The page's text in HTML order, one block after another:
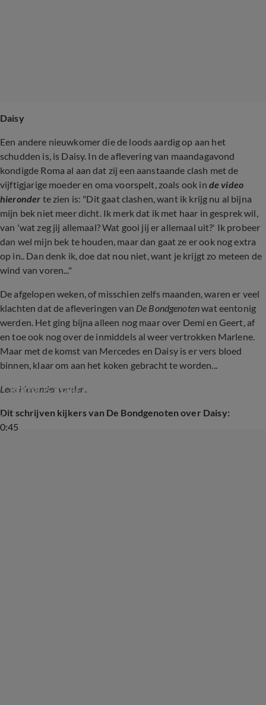
Daisy
Een andere nieuwkomer die de loods aardig op aan het
schudden is, is Daisy. In de aflevering van maandagavond
kondigde Roma al aan dat zij een aanstaande clash met de
vijftigjarige moeder en oma voorspelt, zoals ook in de video
hieronder te zien is: "Dit gaat clashen, want ik krijg nu al bijna
mijn bek niet meer dicht. Ik merk dat ik met haar in gesprek wil,
van 'wat zeg jij allemaal? Wat gooi jij er allemaal uit?' Ik probeer
dan wel mijn bek te houden, maar dan gaat ze er ook nog extra
op in.. Dan denk ik, doe dat nou niet, want je krijgt zo meteen de
wind van voren..."
De afgelopen weken, of misschien zelfs maanden, waren er veel
klachten dat de afleveringen van De Bondgenotenwat eentonig
werden. Het ging bijna alleen nog maar over Demi en Geert, af
en toe ook nog over de inmiddels al weer vertrokken Marlene.
Maar met de komst van Mercedes en Daisy is er vers bloed
binnen, klaar om aan het koken gebracht te worden...
Lees hieronder verder...
0:45
Roma is klaar met Daisy: 'Dit gaat clashen'
Dit schrijven kijkers van De Bondgenoten over Daisy: